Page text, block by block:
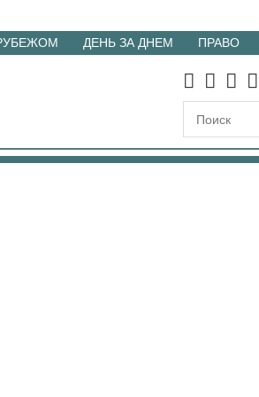
ДЕНЬ ЗА ДНЕМ ПРАВО